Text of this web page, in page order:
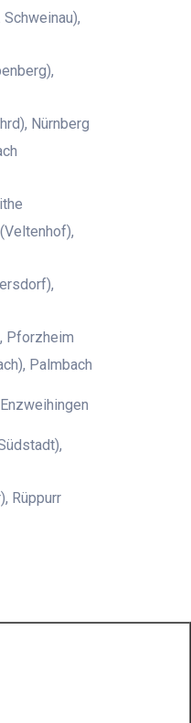
Nürnberg
Pforzheim
Palmbach
Rüppurr